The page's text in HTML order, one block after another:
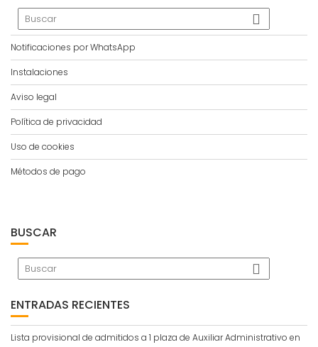
Notificaciones por WhatsApp
Instalaciones
Aviso legal
Política de privacidad
Uso de cookies
Métodos de pago
BUSCAR
ENTRADAS RECIENTES
Lista provisional de admitidos a 1 plaza de Auxiliar Administrativo en